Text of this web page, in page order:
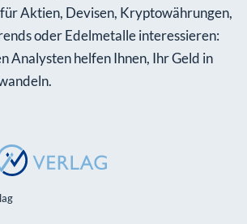
für Aktien, Devisen, Kryptowährungen,
oder Edelmetalle interessieren:
Analysten helfen Ihnen, Ihr Geld in